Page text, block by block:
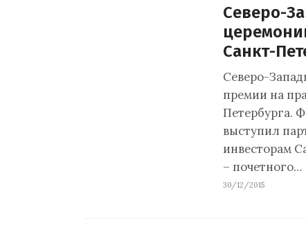
Северо-
Санкт-
Северо-
премии на
Петербурга.
выступил
инвесторам
– почетного…
30/12/2015